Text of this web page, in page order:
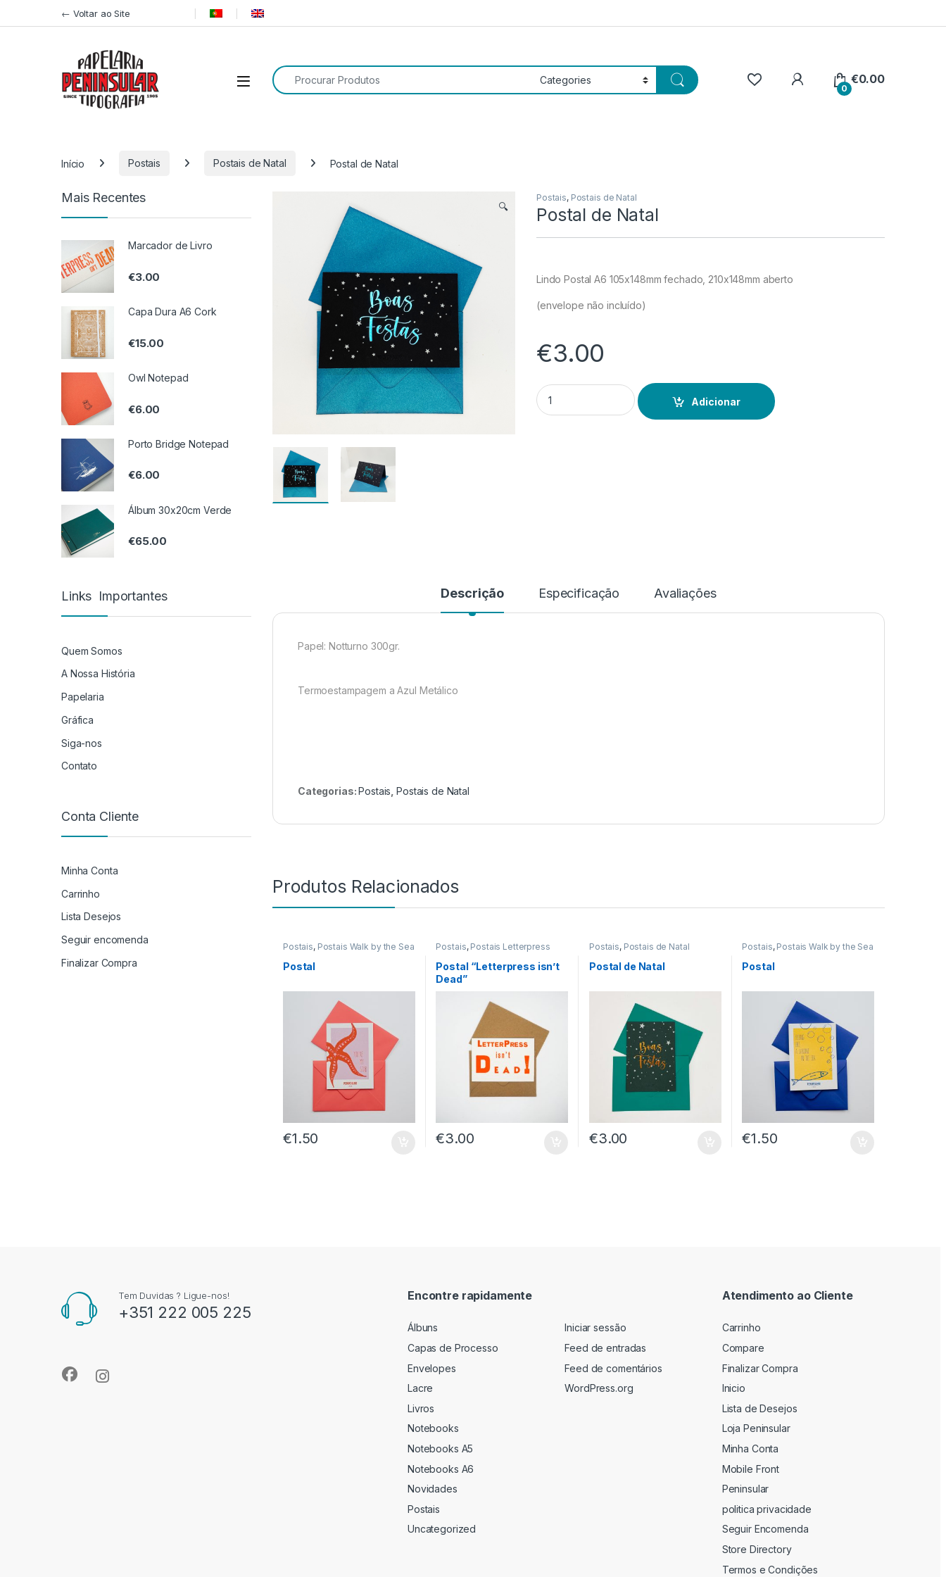
← Voltar ao Site
Procurar por:
0
€0.00
Início Postais Postais de Natal Postal de Natal
🔍
Postais, Postais de Natal
Postal de Natal
Lindo Postal A6 105x148mm fechado, 210x148mm aberto
(envelope não incluído)
€3.00
Quantidade de Postal de Natal
Adicionar
Descrição Especificação Avaliações
Papel: Notturno 300gr.
Termoestampagem a Azul Metálico
Categorias:Postais ,Postais de Natal
Produtos Relacionados
Postais, Postais Walk by the Sea
Postal
€1.50
Postais, Postais Letterpress
Postal “Letterpress isn’t
Dead”
€3.00
Postais, Postais de Natal
Postal de Natal
€3.00
Postais, Postais Walk by the Sea
Postal
€1.50
Mais Recentes
Marcador de Livro
€3.00
Capa Dura A6 Cork
€15.00
Owl Notepad
€6.00
Porto Bridge Notepad
€6.00
Álbum 30x20cm Verde
€65.00
Links Importantes
Quem Somos
A Nossa História
Papelaria
Gráfica
Siga-nos
Contato
Conta Cliente
Minha Conta
Carrinho
Lista Desejos
Seguir encomenda
Finalizar Compra
Tem Duvidas ? Ligue-nos!
+351 222 005 225
Encontre rapidamente
Álbuns
Capas de Processo
Envelopes
Lacre
Livros
Notebooks
Notebooks A5
Notebooks A6
Novidades
Postais
Uncategorized
Iniciar sessão
Feed de entradas
Feed de comentários
WordPress.org
Atendimento ao Cliente
Carrinho
Compare
Finalizar Compra
Inicio
Lista de Desejos
Loja Peninsular
Minha Conta
Mobile Front
Peninsular
politica privacidade
Seguir Encomenda
Store Directory
Termos e Condições